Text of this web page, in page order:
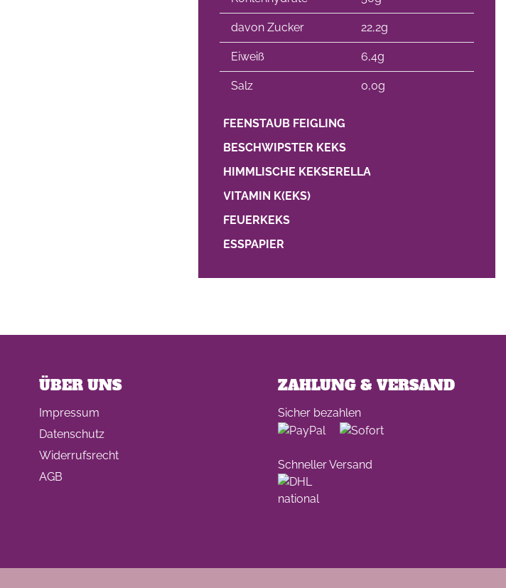
davon Zucker 22,2g
Eiweiß 6,4g
Salz 0,0g
FEENSTAUB FEIGLING
BESCHWIPSTER KEKS
HIMMLISCHE KEKSERELLA
VITAMIN K(EKS)
FEUERKEKS
ESSPAPIER
ÜBER UNS
Impressum
Datenschutz
Widerrufsrecht
AGB
ZAHLUNG & VERSAND
Sicher bezahlen
Schneller Versand